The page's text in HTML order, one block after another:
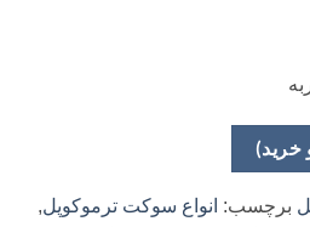
خرید)
برچسب: انواع سوکت ترموکوپل,